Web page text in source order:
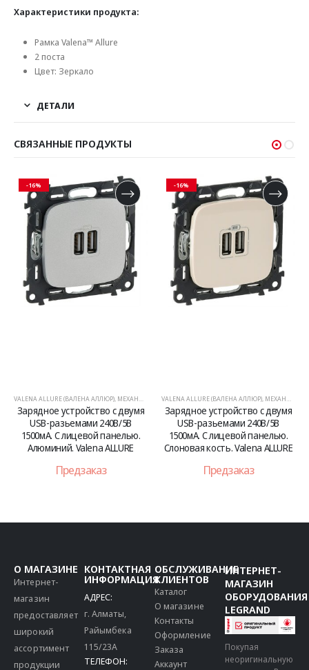
Характеристики продукта:
Рамка Valena™ Allure
2 поста
Цвет: Зеркало
ДЕТАЛИ
СВЯЗАННЫЕ ПРОДУКТЫ
-16%
VALENA ALLURE (ВАЛЕНА АЛЛЮР), МЕХАНИЗМЫ
Зарядное устройство с двумя
USB-разьемами 240В/5В
1500мА. С лицевой панелью.
Алюминий. Valena ALLURE
Предзаказ
-16%
VALENA ALLURE (ВАЛЕНА АЛЛЮР), МЕХАНИЗМЫ
Зарядное устройство с двумя
USB-разьемами 240В/5В
1500мА. С лицевой панелью.
Слоновая кость. Valena ALLURE
Предзаказ
О МАГАЗИНЕ
Интернет-
магазин
предоставляет
широкий
ассортимент
продукции
КОНТАКТНАЯ
ИНФОРМАЦИЯ
АДРЕС:
г. Алматы,
Райымбека
115/23A
ТЕЛЕФОН:
ОБСЛУЖИВАНИЕ
КЛИЕНТОВ
Каталог
О магазине
Контакты
Оформление
Заказа
Аккаунт
ИНТЕРНЕТ-
МАГАЗИН
ОБОРУДОВАНИЯ
LEGRAND
Покупая
неоригинальную